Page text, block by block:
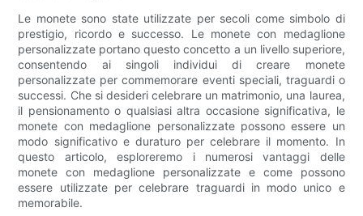
Le monete sono state utilizzate per secoli come simbolo di
prestigio, ricordo e successo. Le monete con medaglione
personalizzate portano questo concetto a un livello superiore,
consentendo ai singoli individui di creare monete
personalizzate per commemorare eventi speciali, traguardi o
successi. Che si desideri celebrare un matrimonio, una laurea,
il pensionamento o qualsiasi altra occasione significativa, le
monete con medaglione personalizzate possono essere un
modo significativo e duraturo per celebrare il momento. In
questo articolo, esploreremo i numerosi vantaggi delle
monete con medaglione personalizzate e come possono
essere utilizzate per celebrare traguardi in modo unico e
memorabile.